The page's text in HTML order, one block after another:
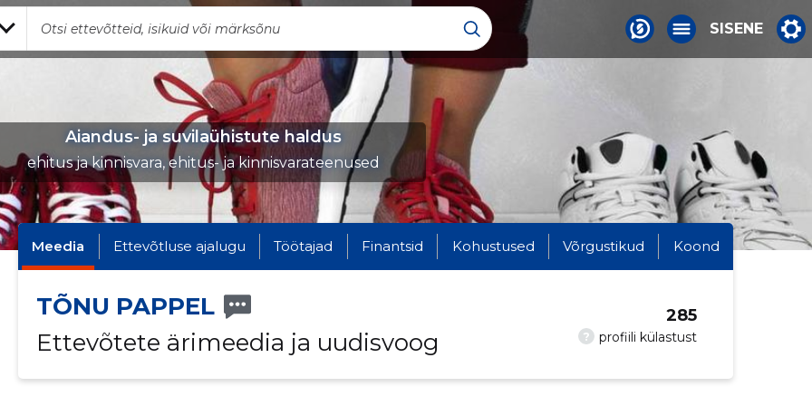
SISENE
Aiandus- ja suvilaühistute haldus
ehitus ja kinnisvara, ehitus- ja kinnisvarateenused
Meedia Ettevõtluse ajalugu Töötajad Finantsid Kohustused Võrgustikud Koond
TÕNU PAPPEL
Ettevõtete ärimeedia ja uudisvoog
? profiili külastust
285